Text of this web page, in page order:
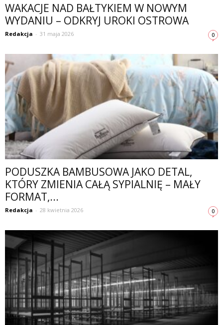
WAKACJE NAD BAŁTYKIEM W NOWYM
WYDANIU – ODKRYJ UROKI OSTROWA
Redakcja - 31 maja 2026 0
PODUSZKA BAMBUSOWA JAKO DETAL,
KTÓRY ZMIENIA CAŁĄ SYPIALNIĘ – MAŁY
FORMAT,...
Redakcja - 28 kwietnia 2026 0